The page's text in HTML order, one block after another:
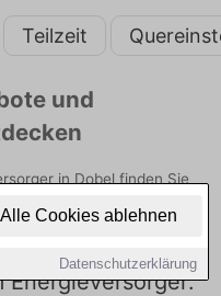
Alle Cookies ablehnen
Datenschutzerklärung
Teilzeit
und
in Dobel finden Sie
freie Optionen von Top-
heute.
Energieversorger: